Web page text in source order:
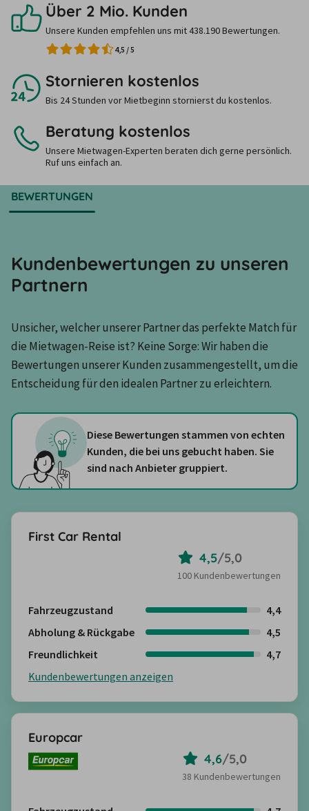
Über 2 Mio. Kunden
Unsere Kunden empfehlen uns mit 438.190 Bewertungen.
4,5 /5
Stornieren kostenlos
Bis 24 Stunden vor Mietbeginn stornierst du kostenlos.
Beratung kostenlos
Unsere Mietwagen-Experten beraten dich gerne persönlich.
Ruf uns einfach an.
BEWERTUNGEN
Kundenbewertungen zu unseren
Partnern
Unsicher, welcher unserer Partner das perfekte Match für
die Mietwagen-Reise ist? Keine Sorge: Wir haben die
Bewertungen unserer Kunden zusammengestellt, um die
Entscheidung für den idealen Partner zu erleichtern.
Diese Bewertungen stammen von echten
Kunden, die bei uns gebucht haben. Sie
sind nach Anbieter gruppiert.
First Car Rental
4,5/5,0
100 Kundenbewertungen
Fahrzeugzustand
4,4
Abholung & Rückgabe
4,5
Freundlichkeit
4,7
Kundenbewertungen anzeigen
Europcar
4,6/5,0
38 Kundenbewertungen